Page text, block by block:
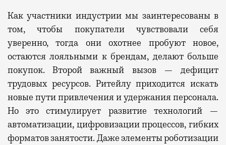
Как участники индустриимы заинтересованы в
том, чтобы покупатели чувствовали себя
уверенно, тогда они охотнее пробуют новое,
остаются лояльными к брендам, делают больше
покупок. Второй важный вызов — дефицит
трудовых ресурсов. Ритейлу приходится искать
новые пути привлечения и удержания персонала.
Но это стимулирует развитие технологий —
автоматизации, цифровизации процессов, гибких
форматовзанятости. Даже элементы роботизации